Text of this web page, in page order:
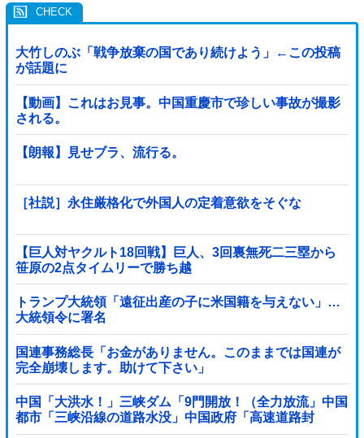
大竹しのぶ「戦争放棄の国であり続けよう」←この投稿
が話題に
【動画】これはお見事。中国重慶市で珍しい事故が撮影
される。
【朗報】見せブラ、流行る。
［社説］永住厳格化で外国人の定着意欲をそぐな
【巨人対ヤクルト18回戦】巨人、3回裏無死二三塁から
笹原の2点タイムリーで勝ち越
し！！！！！！！！！！！！！他
トランプ大統領「遠征出産の子に米国籍を与えない」…
大統領令に署名
国連事務総長「お金がありません。このままでは国連が
完全崩壊します。助けて下さい」
中国「大洪水！」三峡ダム「9門開放！（全力放流」中国
都市「三峡沿線の道路水没」中国政府「高速道路封
鎖！」中国ダム「緊急放流に合わせて開門（土砂崩れ発